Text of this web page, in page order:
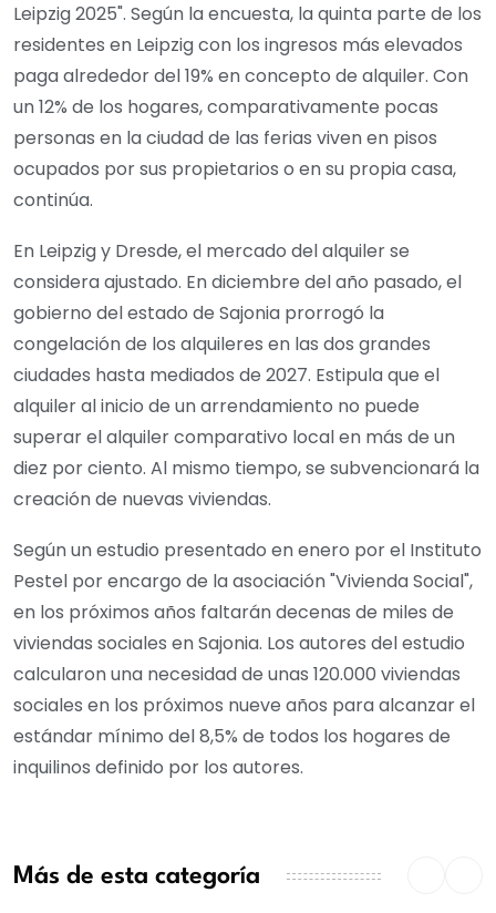
Leipzig 2025". Según la encuesta, la quinta parte de los
residentes en Leipzig con los ingresos más elevados
paga alrededor del 19% en concepto de alquiler. Con
un 12% de los hogares, comparativamente pocas
personas en la ciudad de las ferias viven en pisos
ocupados por sus propietarios o en su propia casa,
continúa.
En Leipzig y Dresde, el mercado del alquiler se
considera ajustado. En diciembre del año pasado, el
gobierno del estado de Sajonia prorrogó la
congelación de los alquileres en las dos grandes
ciudades hasta mediados de 2027. Estipula que el
alquiler al inicio de un arrendamiento no puede
superar el alquiler comparativo local en más de un
diez por ciento. Al mismo tiempo, se subvencionará la
creación de nuevas viviendas.
Según un estudio presentado en enero por el Instituto
Pestel por encargo de la asociación "Vivienda Social",
en los próximos años faltarán decenas de miles de
viviendas sociales en Sajonia. Los autores del estudio
calcularon una necesidad de unas 120.000 viviendas
sociales en los próximos nueve años para alcanzar el
estándar mínimo del 8,5% de todos los hogares de
inquilinos definido por los autores.
Más de esta categoría